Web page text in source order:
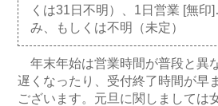
くは31日不明）、1日営業 [無
み、もしくは不明（未定）
年末年始は営業時間が普段と異
遅くなったり、受付終了時間が早
ございます。元旦に関しましては